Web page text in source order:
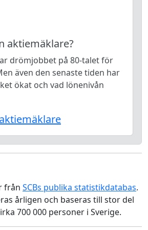
aktiemäklare?
drömjobbet på 80-talet för
även den senaste tiden har
ökat och vad lönenivån
från SCBs publika statistikdatabas.
årligen och baseras till stor del
700 000 personer i Sverige.